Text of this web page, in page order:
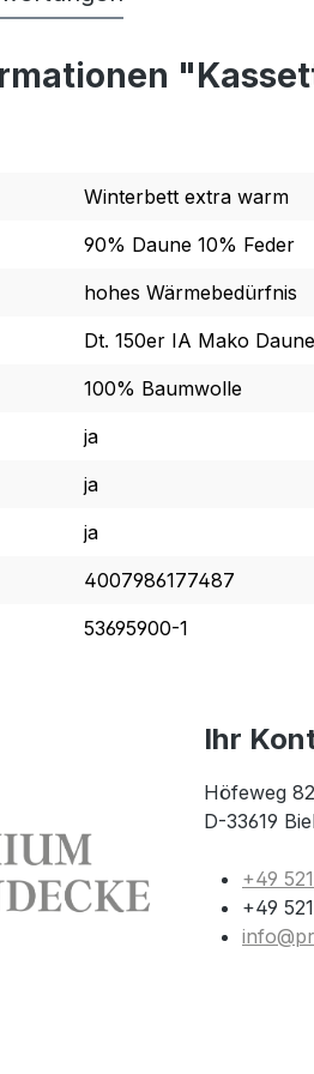
Winterbett extra warm
90% Daune 10% Feder
hohes Wärmebedürfnis
Dt. 150er IA Mako
100% Baumwolle
ja
ja
ja
4007986177487
53695900-1
Ihr
Höfeweg
D-33619
+49
+49